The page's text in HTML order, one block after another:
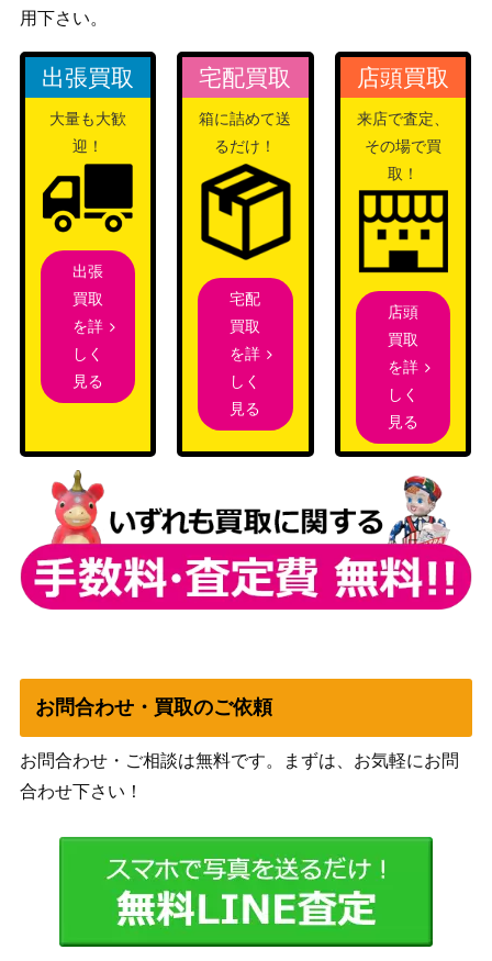
9】
地縛神CcapacApu（U
L）[レリーフ]【RGBT-J
コナミ
（レイジング・バトル）
300
封印されしエクゾディア
（UL）【307-057】
コナミ
（暗黒の侵略者）
1,700
赫の聖女カルテシア（P
SE）【DABL-JP011】
コナミ
（DARKWING BLAST）
9,000
コズミック・クェーサ
ー・ドラゴン（QCSE/25
（DUELIST NEXUS）
青眼の白龍(別イラストV
er.) (QCSE/25th)【QCA
C-JP021】
コナミ
（QUARTER CENTURY
ART COLLECTION）
15,000
thSE）【CHIM-JP045】
KONAMI
（CHAOS IMPACT）
5,300
マナドゥム・トリロスー
クタ（QCSE/25th）【A
GOV-JP037】
（AGE OF
OVERLORD）
800
フルール・ド・バロネス
（QCSE/25th）【RC04-
コナミ
（RARITY
3,700
（20thSE）【DANE-JP0
KONAMI
（DARK NEOSTORM）
10,500
白の聖女エクレシア (PS
E) 【BODE-JP007】
コナミ
L RED Ver.）【23PP-JP
（PREMIUM PACK
2023）
用下さい。
出張買取
大量も大歓
迎！
出張
買取
を詳
しく
見る
宅配買取
箱に詰めて送
るだけ！
宅配
買取
を詳
しく
見る
店頭買取
来店で査定、
その場で買
取！
店頭
買取
を詳
しく
見る
お問合わせ・買取のご依頼
お問合わせ・ご相談は無料です。まずは、お気軽にお問
合わせ下さい！